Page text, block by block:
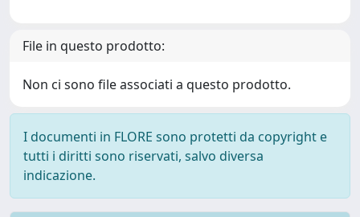
File in questo prodotto:
Non ci sono file associati a questo prodotto.
I documenti in FLORE sono protetti da copyright e
tutti i diritti sono riservati, salvo diversa
indicazione.